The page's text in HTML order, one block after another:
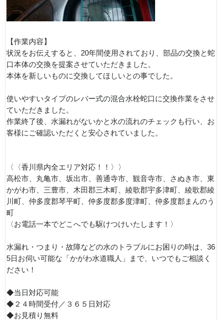
【作業内容】
状況をお伝えすると、20年間使用されており、部品の交換と蛇
口本体の交換を提案させていただきました。
本体を新しいものに交換してほしいとの事でした。
使いやすいタイプのレバー式の混合水栓蛇口に交換作業をさせ
ていただきました。
作業終了後、水漏れがないかと水の流れのチェックも行い、お
客様にご確認いただくと安心されていました。
〈〈香川県内全エリア対応！！〉〉
高松市、丸亀市、坂出市、善通寺市、観音寺市、さぬき市、東
かがわ市、三豊市、木田郡三木町、綾歌郡宇多津町、綾歌郡綾
川町、仲多度郡琴平町、仲多度郡多度津町、仲多度郡まんのう
町
〈お電話一本でどこへでも駆けつけいたします！〉
水漏れ・つまり・故障などの水のトラブルにお困りの時は、36
5日お伺い可能な「かがわ水道職人」まで、いつでもご相談く
ださい！
◆当日対応可能
◆２４時間受付／３６５日対応
◆お見積り無料